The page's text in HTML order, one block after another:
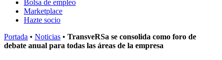
Bolsa de empleo
Marketplace
Hazte socio
Portada • Noticias • TransveRSa se consolida como foro de
debate anual para todas las áreas de la empresa